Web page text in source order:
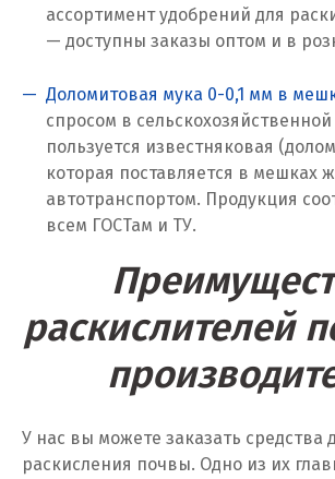
Севастополь
Сергиев Посад
Серов
Серпухов
Среднеуральск
ассортимент удобрений для
— доступны заказы оптом и в
Доломитовая мука 0-0,1 мм в
спросом в
пользуется известняковая
которая поставляется в мешках
автотранспортом. Продукция
всем ГОСТам и ТУ.
раскислителей
У нас вы можете заказать средства
раскисления почвы. Одно из их